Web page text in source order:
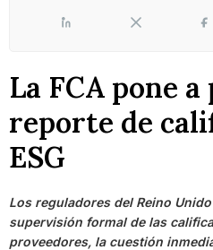
LinkedIn X
La FCA pone
reporte de
ESG
Los reguladores del Reino
supervisión formal de las
proveedores, la cuestión